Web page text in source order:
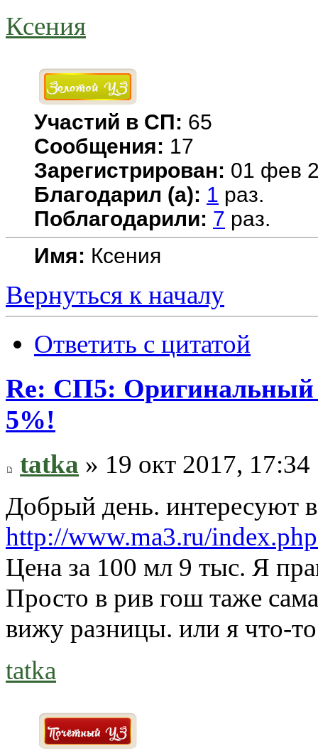
Ксения
Участий в СП: 65
Сообщения: 17
Зарегистрирован: 01 фев
Благодарил (а): 1 раз.
Поблагодарили: 7 раз.
Имя: Ксения
Вернуться к началу
Ответить с цитатой
Re: СП5:
5%!
tatka » 19 окт 2017, 17:34
Добрый день. интересуют
http://www.ma3.ru/
Цена за 100 мл 9 тыс. Я
Просто в рив гош таже
вижу разницы. или я что-
tatka